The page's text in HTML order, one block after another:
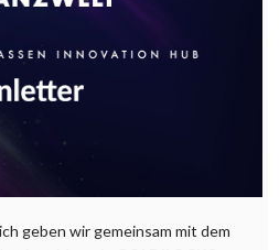
geben wir gemeinsam mit dem